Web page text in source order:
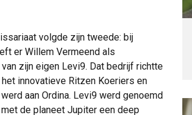
volgde zijn tweede: bij
er Willem Vermeend als
zijn eigen Levi9. Dat bedrijf richtte
innovatieve Ritzen Koeriers en
aan Ordina. Levi9 werd genoemd
de planeet Jupiter een deep